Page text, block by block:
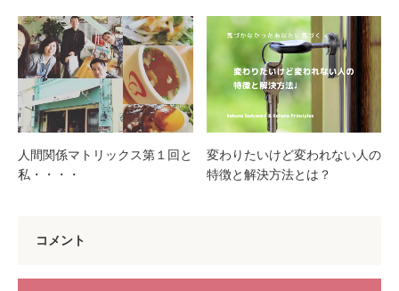
人間関係マトリックス第１回と
私・・・・
変わりたいけど変われない人の
特徴と解決方法とは？
コメント